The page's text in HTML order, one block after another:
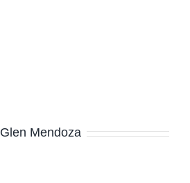
Glen Mendoza